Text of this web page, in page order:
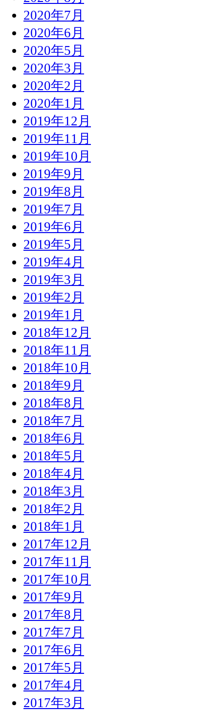
2020年7月
2020年6月
2020年5月
2020年3月
2020年2月
2020年1月
2019年12月
2019年11月
2019年10月
2019年9月
2019年8月
2019年7月
2019年6月
2019年5月
2019年4月
2019年3月
2019年2月
2019年1月
2018年12月
2018年11月
2018年10月
2018年9月
2018年8月
2018年7月
2018年6月
2018年5月
2018年4月
2018年3月
2018年2月
2018年1月
2017年12月
2017年11月
2017年10月
2017年9月
2017年8月
2017年7月
2017年6月
2017年5月
2017年4月
2017年3月